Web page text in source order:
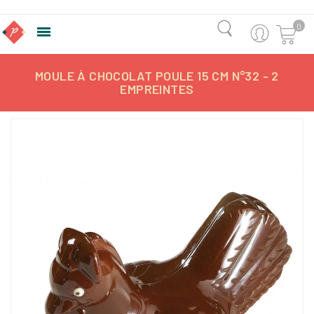
 0
MOULE À CHOCOLAT POULE 15 CM N°32 - 2
EMPREINTES